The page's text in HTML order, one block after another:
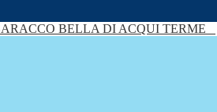
BELLA DI ACQUI TERME